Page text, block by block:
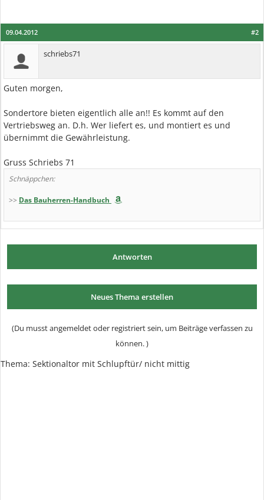
#2
09.04.2012
schriebs71
Guten morgen,
Sondertore bieten eigentlich alle an!! Es kommt auf den
Vertriebsweg an. D.h. Wer liefert es, und montiert es und
übernimmt die Gewährleistung.
Gruss Schriebs 71
Schnäppchen:
>> Das Bauherren-Handbuch
Antworten
Neues Thema erstellen
(Du musst angemeldet oder registriert sein, um Beiträge verfassen zu
können. )
Thema: Sektionaltor mit Schlupftür/ nicht mittig